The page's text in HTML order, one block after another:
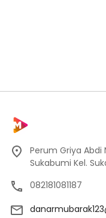
Perum Griya Abdi
Sukabumi Kel.
082181081187